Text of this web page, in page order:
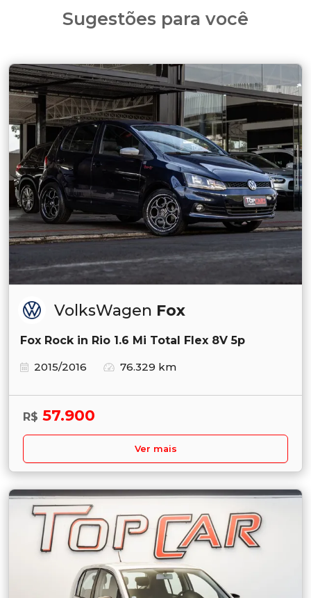
Sugestões para você
VolksWagen Fox
Fox Rock in Rio 1.6 Mi Total Flex 8V 5p
2015/2016
76.329 km
R$ 57.900
Ver mais